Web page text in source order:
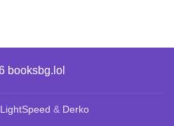
booksbg.lol
LightSpeed & Derko